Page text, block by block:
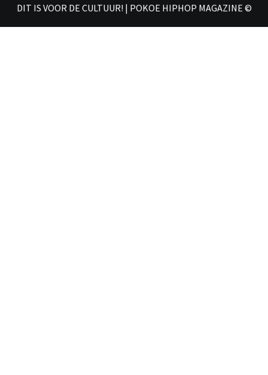
DIT IS VOOR DE CULTUUR! | POKOE HIPHOP MAGAZINE ©